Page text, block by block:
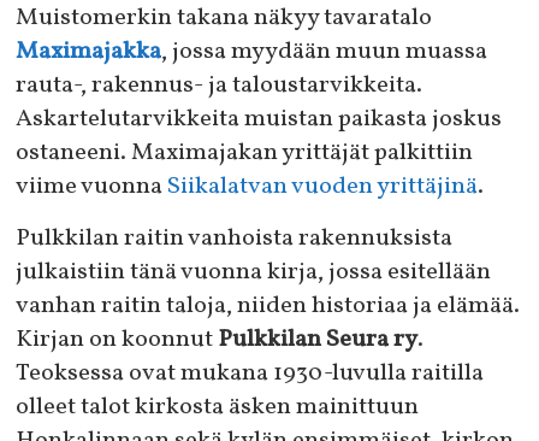
Muistomerkin takana näkyy tavaratalo
Maximajakka, jossa myydään muun muassa
rauta-, rakennus- ja taloustarvikkeita.
Askartelutarvikkeita muistan paikasta joskus
ostaneeni. Maximajakan yrittäjät palkittiin
viime vuonnaSiikalatvan vuoden yrittäjinä.
Pulkkilan raitin vanhoista rakennuksista
julkaistiin tänä vuonna kirja, jossa esitellään
vanhan raitin taloja, niiden historiaa ja elämää.
Kirjan on koonnutPulkkilan Seura ry.
Teoksessa ovat mukana 1930-luvulla raitilla
olleet talot kirkosta äsken mainittuun